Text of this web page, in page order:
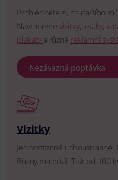
Prohlédněte si, co dalšího
Navrhneme vizitky, letáky,
plakáty a různé reklamní
Nezávazná poptávka
Vizitky
Jednostranné i
Různý materiál. Tisk od 100